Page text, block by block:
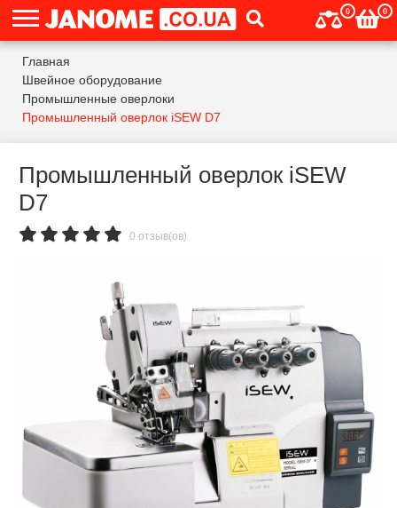
0 0
Главная
Швейное оборудование
Промышленные оверлоки
Промышленный оверлок iSEW D7
Промышленный оверлок iSEW
D7
0 отзыв(ов)